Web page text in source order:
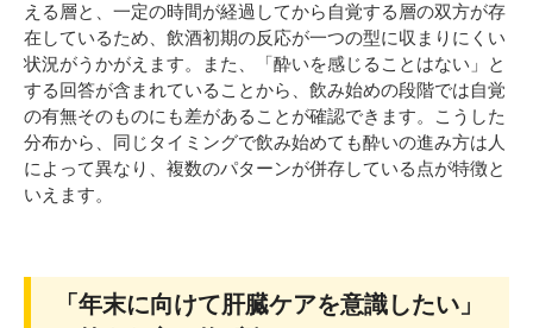
える層と、一定の時間が経過してから自覚する層の双方が存
在しているため、飲酒初期の反応が一つの型に収まりにくい
状況がうかがえます。また、「酔いを感じることはない」と
する回答が含まれていることから、飲み始めの段階では自覚
の有無そのものにも差があることが確認できます。こうした
分布から、同じタイミングで飲み始めても酔いの進み方は人
によって異なり、複数のパターンが併存している点が特徴と
いえます。
「年末に向けて肝臓ケアを意識したい」